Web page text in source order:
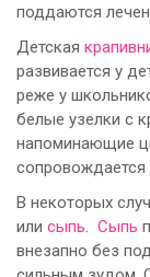
поддаются
Детская
развивается у
реже у
белые узелки с
напоминающие
сопровождается
В некоторых
или сыпь Сыпь
внезапно без